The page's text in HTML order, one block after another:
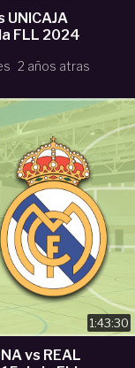
UNICAJA
FLL 2024
2 años atras
1:43:30
vs REAL